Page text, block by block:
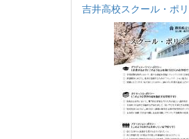
吉井高校スクール・ポ